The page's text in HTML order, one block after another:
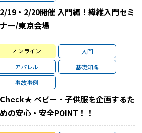
2/19・2/20開催 入門編！繊維入門セミ
ナー/東京会場
オンライン
入門
アパレル
基礎知識
事故事例
Check★ ベビー・子供服を企画するた
めの安心・安全POINT！！